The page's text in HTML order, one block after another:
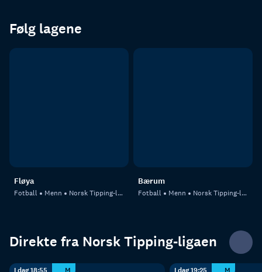
Følg lagene
Fløya
Fotball Menn Norsk Tipping-ligaen
Bærum
Fotball Menn Norsk Tipping-ligaen
Direkte fra Norsk Tipping-ligaen
I dag 18:55 M I dag 19:25 M